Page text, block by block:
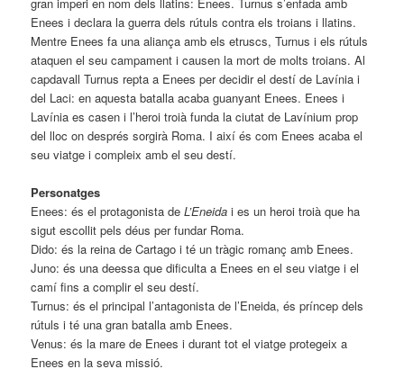
Enees i declara la guerra dels rútuls contra els troians i llatins.
Mentre Enees fa una aliança amb els etruscs, Turnus i els rútuls
ataquen el seu campament i causen la mort de molts troians. Al
capdavall Turnus repta a Enees per decidir el destí de Lavínia i
del Laci: en aquesta batalla acaba guanyant Enees. Enees i
Lavínia es casen i l’heroi troià funda la ciutat de Lavínium prop
del lloc on després sorgirà Roma. I així és com Enees acaba el
seu viatge i compleix amb el seu destí.
Personatges
Enees: és el protagonista deL’Eneida i es un heroi troià que ha
sigut escollit pels déus per fundar Roma.
Dido: és la reina de Cartago i té un tràgic romanç amb Enees.
Juno: és una deessa que dificulta a Enees en el seu viatge i el
camí fins a complir el seu destí.
Turnus: és el principal l’antagonista de l’Eneida, és príncep dels
rútuls i té una gran batalla amb Enees.
Venus: és la mare de Enees i durant tot el viatge protegeix a
Enees en la seva missió.